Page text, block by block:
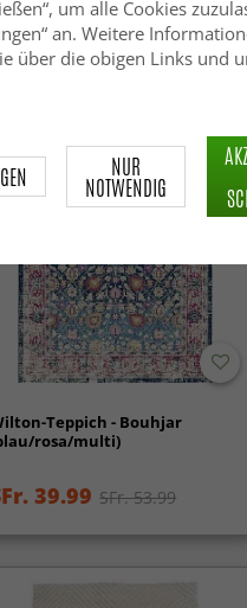
30.99
Teppich - Bouhjar
rosa/multi)
39.99 SFr. 53.99
um alle Cookies
an. Weitere
über die obigen Links und
NUR
NOTWENDIG